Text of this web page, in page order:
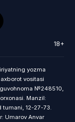
18+
yozma
vositasi
guvohnoma №248510,
Manzil:
tumani, 12-27-73.
Umarov Anvar